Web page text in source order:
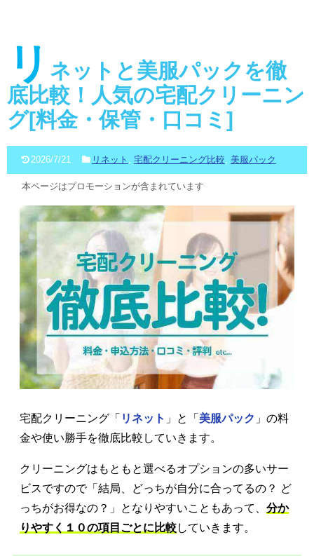
リ ネットと美服パックを徹
底比較！人気の宅配クリーニン
グ[料金・保管・口コミ]
2026/7/21 リネット , 宅配クリーニング比較, 美服パック
本ページはプロモーションが含まれています
宅配クリーニング「 リネット 」と「 美服パック 」の料
金や使い勝手を徹底比較していきます。
クリーニングはもともと選べるオプションの多いサー
ビスですので「結局、どっちが自分に合ってるの？ ど
っちがお得なの？」となりやすいこともあって、 分か
りやすく１０の項目ごとに比較していきます。